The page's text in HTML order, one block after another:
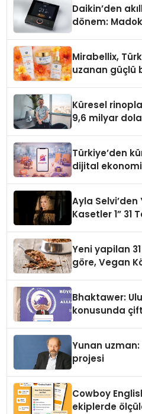
Daikin’den
dönem:
Mirabellix,
uzanan güçlü
Küresel
9,6 milyar
Türkiye’den
dijital
Ayla Selvi’den
Kasetler 1” 31
Yeni yapilan
göre, Vegan
Bhaktawer:
konusunda
Yunan uzman:
projesi
Cowboy
ekiplerde